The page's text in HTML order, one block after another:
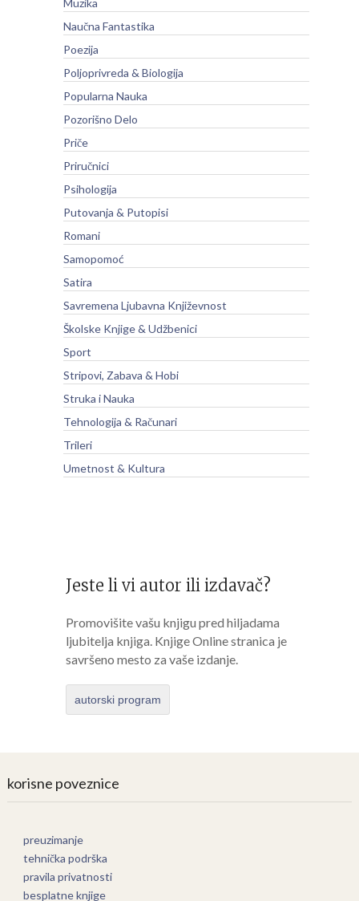
Muzika
Naučna Fantastika
Poezija
Poljoprivreda & Biologija
Popularna Nauka
Pozorišno Delo
Priče
Priručnici
Psihologija
Putovanja & Putopisi
Romani
Samopomoć
Satira
Savremena Ljubavna Književnost
Školske Knjige & Udžbenici
Sport
Stripovi, Zabava & Hobi
Struka i Nauka
Tehnologija & Računari
Trileri
Umetnost & Kultura
Jeste li vi autor ili izdavač?
Promovišite vašu knjigu pred hiljadama
ljubitelja knjiga. Knjige Online stranica je
savršeno mesto za vaše izdanje.
autorski program
korisne poveznice
preuzimanje
tehnička podrška
pravila privatnosti
besplatne knjige